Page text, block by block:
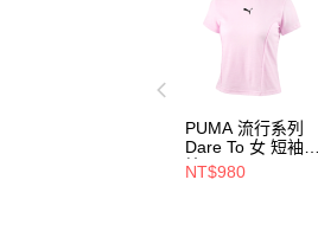
PUMA 流行系列
Dare To 女 短袖T
恤 62824193
NT$980